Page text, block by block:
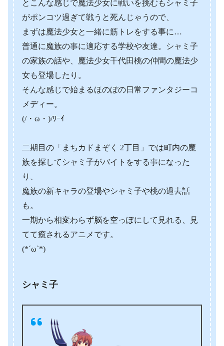
とこんな感じで魔法少女に戦いを挑むもシャミ子
がポンコツ過ぎて戦うと死んじゃうので、
まずは魔法少女と一緒に筋トレをする事に…
普通に魔族の事に適応する学校や友達。シャミ子
の家族の話や、魔法少女千代田桃の仲間の魔法少
女も登場したり。
そんな感じで始まるほのぼの日常ファンタジーコ
メディー。
(/・ω・)/ﾜｰｲ
二期目の「まちカドまぞく 2丁目」では町内の魔
族を探してシャミ子がバイトをする事になった
り、
魔族の新キャラの登場やシャミ子や桃の過去話
も。
一期から相変わらず脳を空っぽにして見れる、見
てて癒されるアニメです。
(*´ω`*)
シャミ子